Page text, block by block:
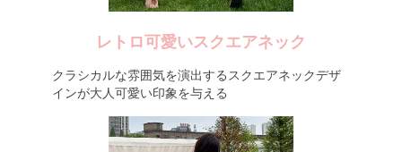
レトロ可愛いスクエアネック
クラシカルな雰囲気を演出するスクエアネックデザ
インが大人可愛い印象を与える